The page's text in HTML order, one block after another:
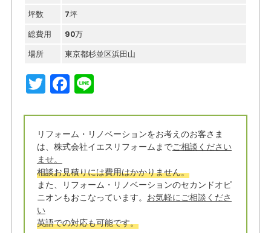
坪数
7坪
総費用
90万
場所
東京都杉並区浜田山
T
w
it
t
e
r
F
a
c
e
b
o
o
k
Li
e
リフォーム・リノベーションをお考えのお客さま
は、株式会社イエスリフォームまでご相談ください
ませ。
相談お見積りには費用はかかりません。
また、リフォーム・リノベーションのセカンドオピ
ニオンもおこなっています。 お気軽にご相談くださ
い
英語での対応も可能です。